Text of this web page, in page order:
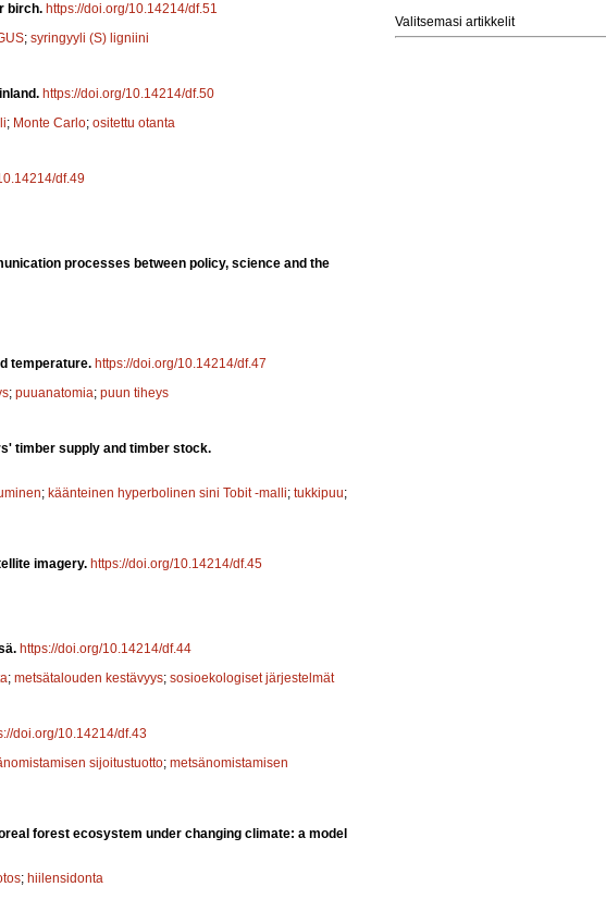
birch. https://doi.org/10.14214/df.51
; syringyyli (S) ligniini
https://doi.org/10.14214/df.50
; Monte Carlo; ositettu otanta
df.49
processes between policy, science and the
temperature. https://doi.org/10.14214/df.47
; puuanatomia; puun tiheys
timber supply and timber stock.
; käänteinen hyperbolinen sini Tobit -malli; tukkipuu;
imagery. https://doi.org/10.14214/df.45
https://doi.org/10.14214/df.44
; metsätalouden kestävyys; sosioekologiset järjestelmät
doi.org/10.14214/df.43
sijoitustuotto; metsänomistamisen
forest ecosystem under changing climate: a model
; hiilensidonta
Valitsemasi artikkelit